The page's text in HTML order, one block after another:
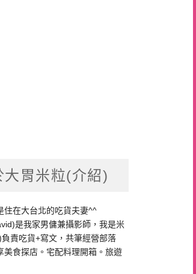
大胃米粒(介紹)
住在大台北的吃貨夫妻^^
是我家男傭兼攝影師，我是米
責吃貨+寫文，共筆經營部落
美食探店。宅配料理開箱。旅遊